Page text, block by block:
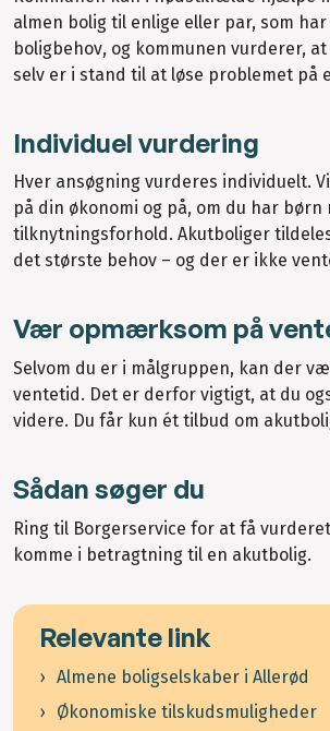
almen bolig til enlige eller par, som
boligbehov, og kommunen vurderer,
selv er i stand til at løse problemet på
Individuel vurdering
Hver ansøgning vurderes individuelt.
på din økonomi og på, om du har
tilknytningsforhold. Akutboliger
det største behov – og der er ikke
Vær opmærksom på
Selvom du er i målgruppen, kan der
ventetid. Det er derfor vigtigt, at du
videre. Du får kun ét tilbud om
Sådan søger du
Ring til Borgerservice for at få
komme i betragtning til en akutbolig.
Relevante link
Almene boligselskaber i Allerød
Økonomiske tilskudsmuligheder